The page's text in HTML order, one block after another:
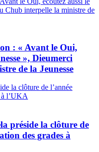
: « Avant le Oui,
», Dieumerci
de la Jeunesse
préside la clôture de
des grades à